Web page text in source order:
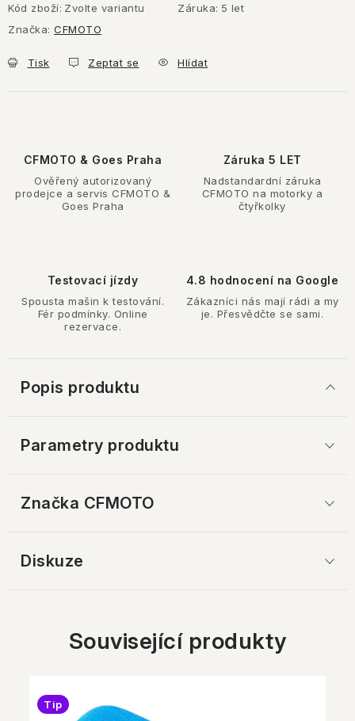
Kód zboží: Zvolte variantu Záruka: 5 let
Značka: CFMOTO
Tisk Zeptat se Hlídat
CFMOTO & Goes Praha
Ověřený autorizovaný
prodejce a servis CFMOTO &
Goes Praha
Záruka 5 LET
Nadstandardní záruka
CFMOTO na motorky a
čtyřkolky
Testovací jízdy
Spousta mašin k testování.
Fér podmínky. Online
rezervace.
4.8 hodnocení na Google
Zákazníci nás mají rádi a my
je. Přesvědčte se sami.
Popis produktu
Parametry produktu
Značka CFMOTO
Diskuze
Související produkty
Tip